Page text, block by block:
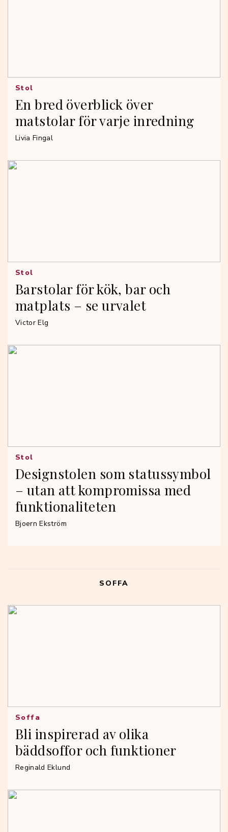
En bred överblick över
matstolar för varje inredning
Stol
Livia Fingal
Barstolar för kök, bar och
matplats – se urvalet
Stol
Victor Elg
Designstolen som statussymbol
– utan att kompromissa med
funktionaliteten
Stol
Bjoern Ekström
SOFFA
Bli inspirerad av olika
bäddsoffor och funktioner
Soffa
Reginald Eklund